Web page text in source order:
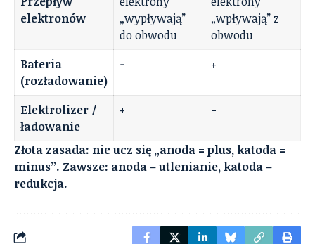
elektronów
„wypływają”
do obwodu
„wpływają” z
obwodu
Bateria
(rozładowanie)
− +
Elektrolizer /
ładowanie
+ −
Złota zasada: nie ucz się „anoda = plus, katoda =
minus”. Zawsze: anoda – utlenianie, katoda –
redukcja.